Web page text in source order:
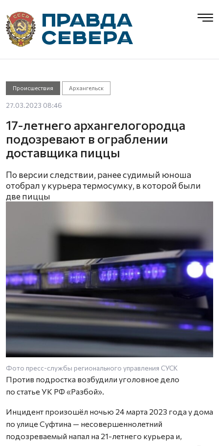
Происшествия Архангельск
27.03.2023 08:46
17-летнего архангелогородца
подозревают в ограблении
доставщика пиццы
По версии следствии, ранее судимый юноша
отобрал у курьера термосумку, в которой были
две пиццы
Фото пресс-службы регионального управления СУСК
Против подростка возбудили уголовное дело
по статье УК РФ «Разбой».
Инцидент произошёл ночью 24 марта 2023 года у дома
по улице Суфтина — несовершеннолетний
подозреваемый напал на 21-летнего курьера и,